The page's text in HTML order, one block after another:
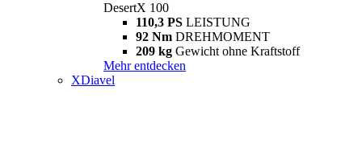
DesertX 100
110,3 PS LEISTUNG
92 Nm DREHMOMENT
209 kg Gewicht ohne Kraftstoff
Mehr entdecken
XDiavel